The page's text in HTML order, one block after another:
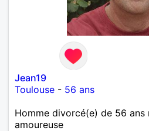
Jean19
Toulouse - 56 ans
Homme divorcé(e) de 56 ans
amoureuse